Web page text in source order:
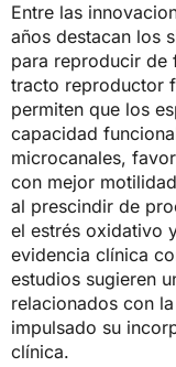
Entre las
años destacan los
para reproducir de
tracto reproductor
permiten que los
capacidad
microcanales,
con mejor
al prescindir de
el estrés oxidativo
evidencia clínica
estudios sugieren
relacionados con
impulsado su
clínica.